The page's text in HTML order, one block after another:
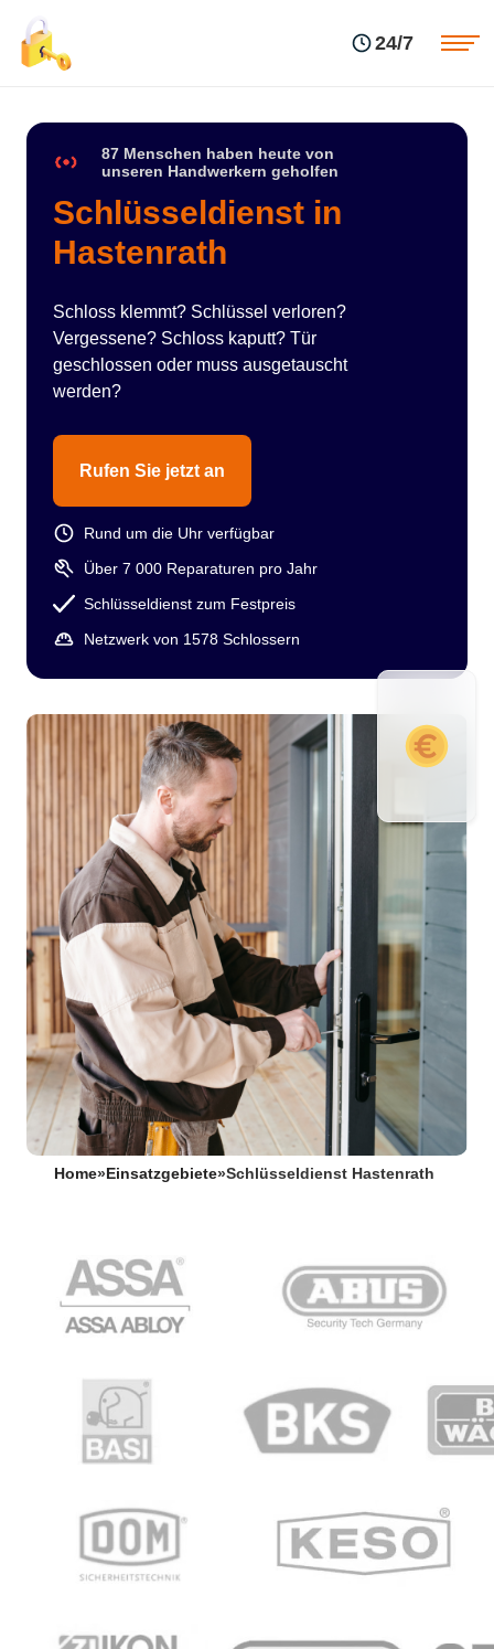
24/7
87 Menschen haben heute von
unseren Handwerkern geholfen
Schlüsseldienst in
Hastenrath
Schloss klemmt? Schlüssel verloren?
Vergessene? Schloss kaputt? Tür
geschlossen oder muss ausgetauscht
werden?
Rufen Sie jetzt an
Rund um die Uhr verfügbar
Über 7 000 Reparaturen pro Jahr
Schlüsseldienst zum Festpreis
Netzwerk von 1578 Schlossern
Home» Einsatzgebiete»Schlüsseldienst Hastenrath